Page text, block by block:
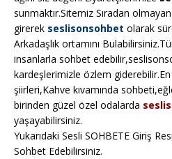
sunmaktır.Sitemiz Sıradan
girerek seslisonsohbet olarak
Arkadaşlık ortamını
insanlarla sohbet
kardeşlerimizle özlem
şiirleri,Kahve kıvamında
birinden güzel özel odalarda
yaşayabilirsiniz.
Yukarıdaki Sesli SOHBETE Giriş
Sohbet Edebilirsiniz.